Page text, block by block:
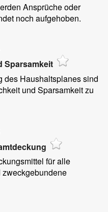
Ansprüche oder
noch aufgehoben.
Sparsamkeit
des Haushaltsplanes sind
und Sparsamkeit zu
für alle